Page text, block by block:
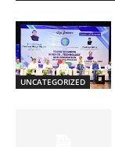
UNCATEGORIZED